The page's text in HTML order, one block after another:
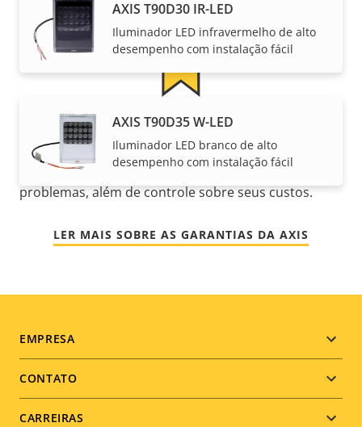
AXIS T90D30 IR-LED
Iluminador LED infravermelho de alto
desempenho com instalação fácil
AXIS T90D35 W-LED
Iluminador LED branco de alto
desempenho com instalação fácil
Para ainda mais tranquilidade
Nossa garantia de 3 anos oferece propriedade sem
problemas, além de controle sobre seus custos.
LER MAIS SOBRE AS GARANTIAS DA AXIS
Footer
menu
EMPRESA
CONTATO
CARREIRAS